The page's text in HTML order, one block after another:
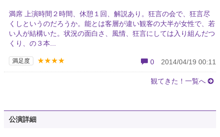
満席 上演時間２時間、休憩１回、解説あり。狂言の会で、狂言尽
くしというのだろうか。能とは客層が違い観客の大半が女性で、若
い人が結構いた。状況の面白さ、風情、狂言にしては入り組んだつ
くり、の３本...
満足度 ★★★★ 0 2014/04/19 00:11
観てきた！一覧へ
公演詳細